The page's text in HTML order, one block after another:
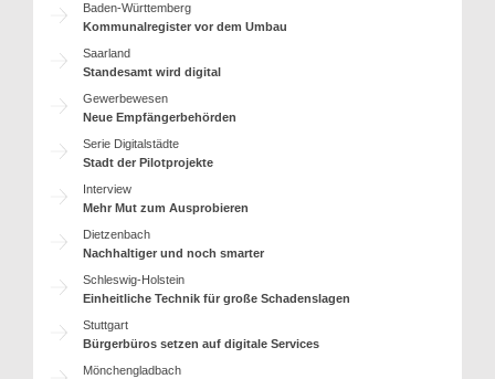
Baden-Württemberg
Kommunalregister vor dem Umbau
Saarland
Standesamt wird digital
Gewerbewesen
Neue Empfängerbehörden
Serie Digitalstädte
Stadt der Pilotprojekte
Interview
Mehr Mut zum Ausprobieren
Dietzenbach
Nachhaltiger und noch smarter
Schleswig-Holstein
Einheitliche Technik für große Schadenslagen
Stuttgart
Bürgerbüros setzen auf digitale Services
Mönchengladbach